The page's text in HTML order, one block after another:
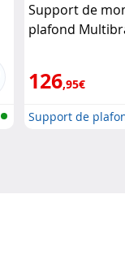
Support de
plafond
126,95€
Support de